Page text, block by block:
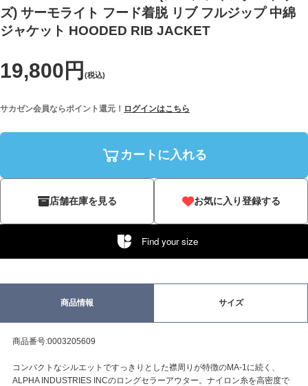
ズ) サーモライト フード着脱 リブ フルジップ 中綿
ジャケット HOODED RIB JACKET
19,800円 (税込)
サカゼン会員ならポイント還元！ ログインはこちら
カートに入れる
店舗在庫を見る お気に入り登録する
Find your size
商品情報 サイズ
商品番号:0003205609
コンパクトなシルエットですっきりとした襟周りが特徴のMA-1に続く、
ALPHA INDUSTRIES INCのロングセラーアウター。ナイロン糸を高密度で